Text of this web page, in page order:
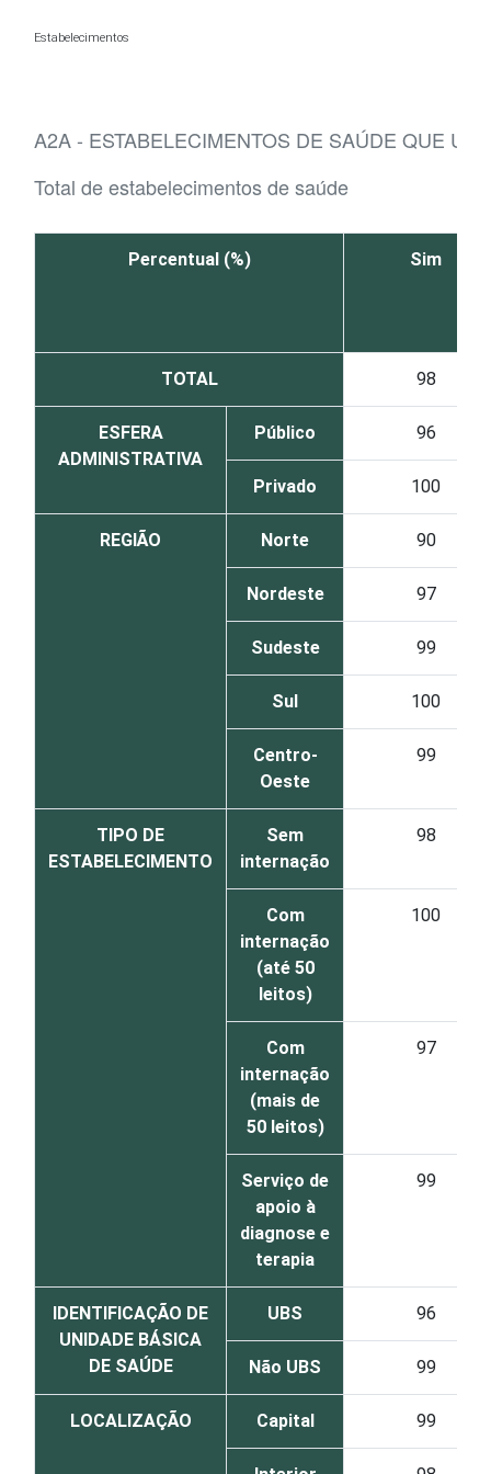
Estabelecimentos
A2A - ESTABELECIMENTOS DE SAÚDE QUE
Total de estabelecimentos de saúde
Percentual (%) Sim
TOTAL 98
ESFERA
ADMINISTRATIVA
Público 96
Privado 100
REGIÃO Norte 90
Nordeste 97
Sudeste 99
Sul 100
Centro-
Oeste
99
TIPO DE
ESTABELECIMENTO
Sem
internação
98
Com
internação
(até 50
leitos)
100
Com
internação
(mais de
50 leitos)
97
Serviço de
apoio à
diagnose e
terapia
99
IDENTIFICAÇÃO DE
UNIDADE BÁSICA
DE SAÚDE
UBS 96
Não UBS 99
LOCALIZAÇÃO Capital 99